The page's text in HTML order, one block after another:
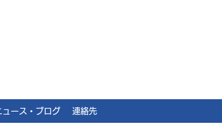
ュース・ブログ 連絡先